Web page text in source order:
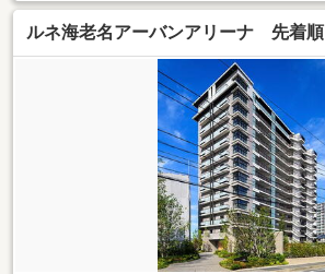
ルネ海老名アーバンアリーナ 先着順